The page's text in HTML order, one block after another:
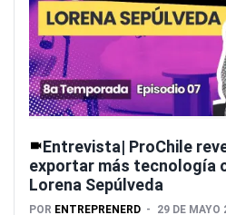
Entrevista| ProChile
exportar más tecnología
Lorena Sepúlveda
POR ENTREPRENERD 29 DE